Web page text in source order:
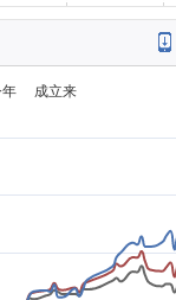
成立来